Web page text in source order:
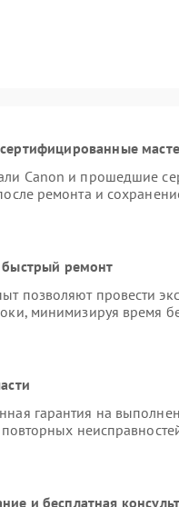
Canon и прошедшие
ремонта и
быстрый ремонт
позволяют провести
минимизируя время
гарантия на
и бесплатная